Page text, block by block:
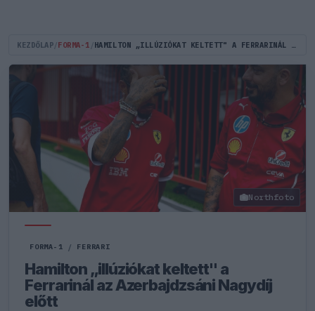
KEZDŐLAP FORMA-1 HAMILTON „ILLÚZIÓKAT KELTETT" A FERRARINÁL AZ AZERBAJDZSÁNI NAGYDÍJ ELŐTT
Northfoto
FORMA-1 / FERRARI
Hamilton „illúziókat keltett" a
Ferrarinál az Azerbajdzsáni Nagydíj
előtt